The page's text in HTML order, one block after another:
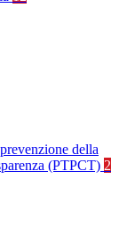
della
(PTPCT) 2